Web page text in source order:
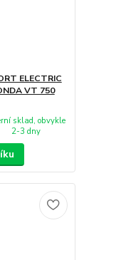
ELECTRIC
VT 750
sklad, obvykle
2-3 dny